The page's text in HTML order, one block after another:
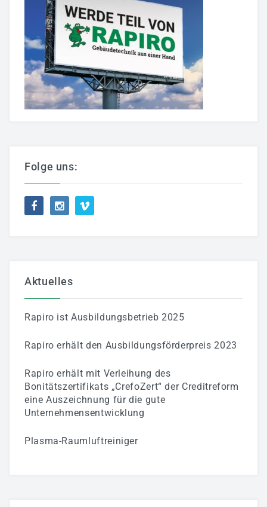
Partner
Mediathek
Fernwartung
AGB
Referenzen
Folge uns:
Aktuelles
Rapiro ist Ausbildungsbetrieb 2025
Rapiro erhält den Ausbildungsförderpreis 2023
Rapiro erhält mit Verleihung des
Bonitätszertifikats „CrefoZert“ der Creditreform
eine Auszeichnung für die gute
Unternehmensentwicklung
Plasma-Raumluftreiniger